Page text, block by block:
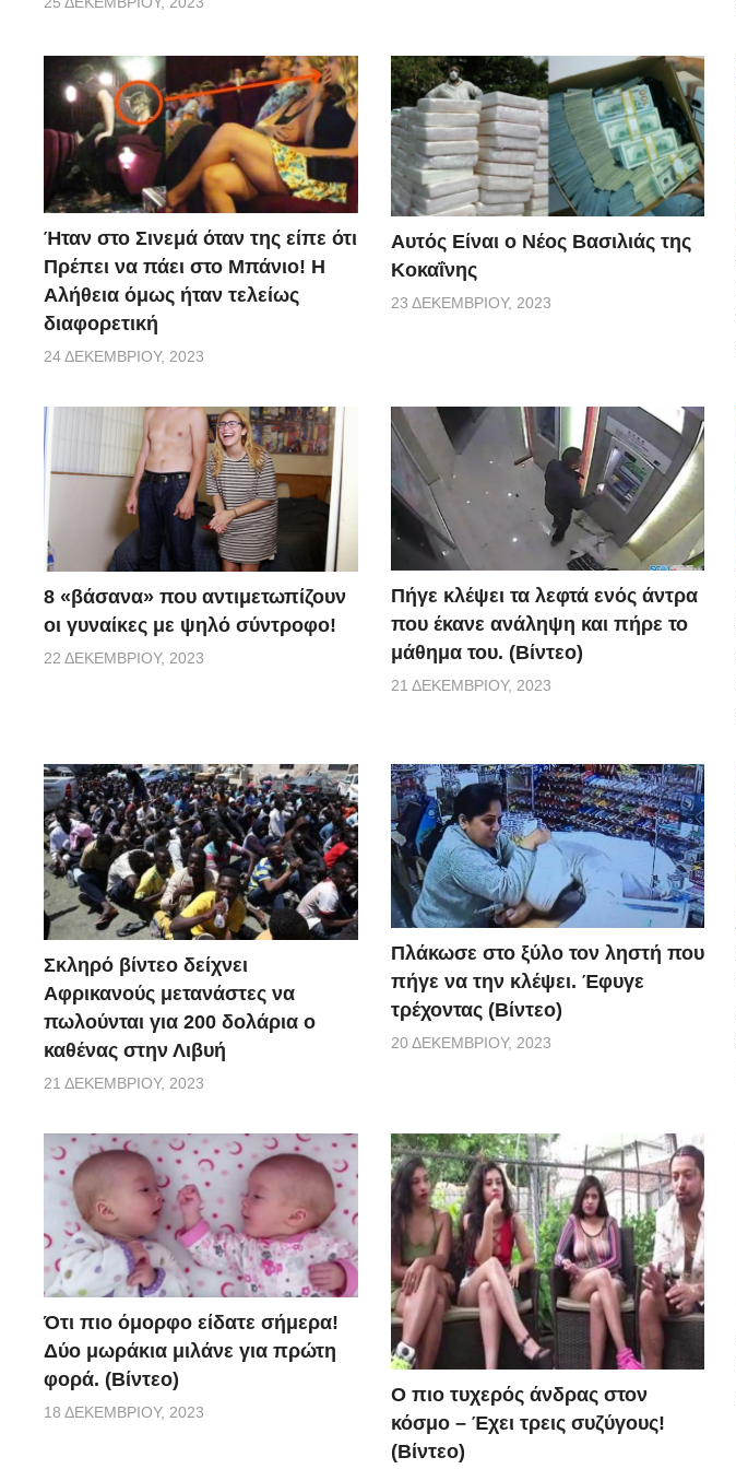
Ήταν στο Σινεμά όταν της είπε ότι
Πρέπει να πάει στο Μπάνιο! Η
Αλήθεια όμως ήταν τελείως
διαφορετική
24 ΔΕΚΕΜΒΡΊΟΥ, 2023
Αυτός Είναι ο Νέος Βασιλιάς της
Κοκαΐνης
23 ΔΕΚΕΜΒΡΊΟΥ, 2023
8 «βάσανα» που αντιμετωπίζουν
οι γυναίκες με ψηλό σύντροφο!
22 ΔΕΚΕΜΒΡΊΟΥ, 2023
Πήγε κλέψει τα λεφτά ενός άντρα
που έκανε ανάληψη και πήρε το
μάθημα του. (Βίντεο)
21 ΔΕΚΕΜΒΡΊΟΥ, 2023
Σκληρό βίντεο δείχνει
Αφρικανούς μετανάστες να
πωλούνται για 200 δολάρια ο
καθένας στην Λιβυή
21 ΔΕΚΕΜΒΡΊΟΥ, 2023
Πλάκωσε στο ξύλο τον ληστή που
πήγε να την κλέψει. Έφυγε
τρέχοντας (Βίντεο)
20 ΔΕΚΕΜΒΡΊΟΥ, 2023
Ότι πιο όμορφο είδατε σήμερα!
Δύο μωράκια μιλάνε για πρώτη
φορά. (Βίντεο)
18 ΔΕΚΕΜΒΡΊΟΥ, 2023
Ο πιο τυχερός άνδρας στον
κόσμο – Έχει τρεις συζύγους!
(Βίντεο)